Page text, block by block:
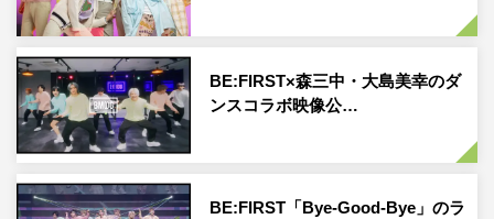
ない彼らから、今後も目が離せない。
動画
BE:FIRST / Bye-Good-Bye -Music Video-
BE:FIRST×森三中・大島美幸のダ
ンスコラボ映像公…
BE:FIRST「Bye-Good-Bye」のラ